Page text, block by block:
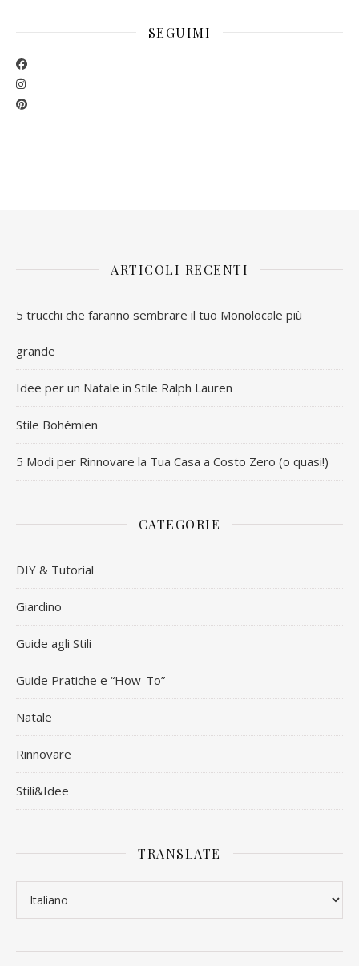
SEGUIMI
ARTICOLI RECENTI
5 trucchi che faranno sembrare il tuo Monolocale più
grande
Idee per un Natale in Stile Ralph Lauren
Stile Bohémien
5 Modi per Rinnovare la Tua Casa a Costo Zero (o quasi!)
CATEGORIE
DIY & Tutorial
Giardino
Guide agli Stili
Guide Pratiche e “How-To”
Natale
Rinnovare
Stili&Idee
TRANSLATE